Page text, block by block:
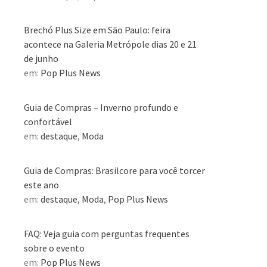
Brechó Plus Size em São Paulo: feira
acontece na Galeria Metrópole dias 20 e 21
de junho
em: Pop Plus News
Guia de Compras – Inverno profundo e
confortável
em: destaque, Moda
Guia de Compras: Brasilcore para você torcer
este ano
em: destaque, Moda, Pop Plus News
FAQ: Veja guia com perguntas frequentes
sobre o evento
em: Pop Plus News